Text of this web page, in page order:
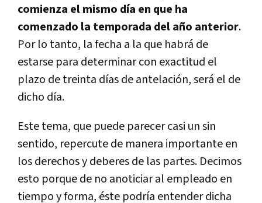
comienza el mismo día en que ha
comenzado la temporada del año anterior.
Por lo tanto, la fecha a la que habrá de
estarse para determinar con exactitud el
plazo de treinta días de antelación, será el de
dicho día.
Este tema, que puede parecer casi un sin
sentido, repercute de manera importante en
los derechos y deberes de las partes. Decimos
esto porque de no anoticiar al empleado en
tiempo y forma, éste podría entender dicha